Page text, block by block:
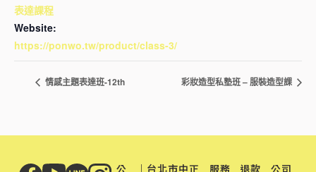
表達課程
Website:
https://ponwo.tw/product/class-3/
情感主題表達班-12th 彩妝造型私塾班 – 服裝造型課
服務 退款 公司
公 ｜台北市中正